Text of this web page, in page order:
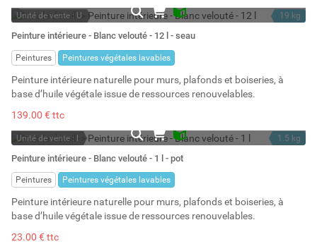
Unité de vente : U
En stock
Stock : 6
19 kg
Peinture intérieure - Blanc velouté - 12 l - seau
Peintures Peintures végétales lavables
Peinture intérieure naturelle pour murs, plafonds et boiseries, à
base d’huile végétale issue de ressources renouvelables.
139.00 € ttc
Unité de vente : l
En stock
Stock : 3
1.5 kg
Peinture intérieure - Blanc velouté - 1 l - pot
Peintures Peintures végétales lavables
Peinture intérieure naturelle pour murs, plafonds et boiseries, à
base d’huile végétale issue de ressources renouvelables.
23.00 € ttc